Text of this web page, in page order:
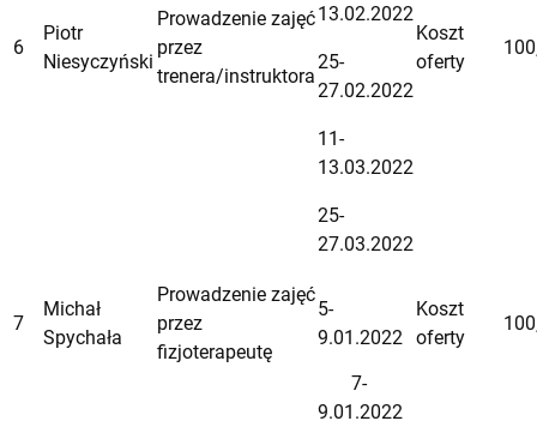
6
Piotr
Niesyczyński
Prowadzenie zajęć
przez
trenera/instruktora
13.02.2022
25-
27.02.2022
11-
13.03.2022
25-
27.03.2022
Koszt
oferty
7
Michał
Spychała
Prowadzenie zajęć
przez
fizjoterapeutę
5-
9.01.2022
Koszt
oferty
7-
9.01.2022